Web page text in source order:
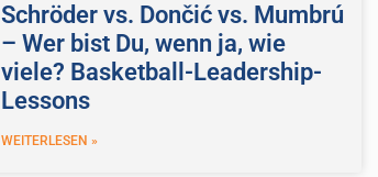
Schröder vs. Dončić vs. Mumbrú
– Wer bist Du, wenn ja, wie
viele? Basketball-Leadership-
Lessons
WEITERLESEN »